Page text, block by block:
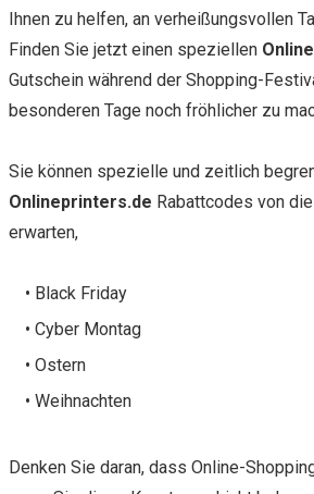
Ihnen zu helfen, an verheißungsvollen
Finden Sie jetzt einen speziellen
Gutschein während der Shopping-
besonderen Tage noch fröhlicher zu
Sie können spezielle und zeitlich
Onlineprinters.de Rabattcodes von
erwarten,
• Black Friday
• Cyber Montag
• Ostern
• Weihnachten
Denken Sie daran, dass Online-